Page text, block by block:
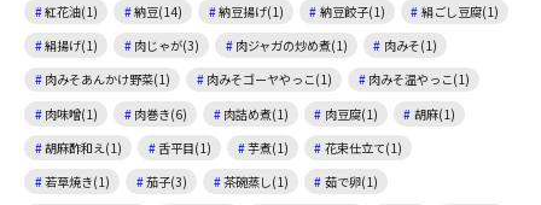
紅花油(1)
納豆(14) 納豆揚げ(1) 納豆餃子(1)
絹ごし豆腐(1)
絹揚げ(1)
肉じゃが(3) 肉ジャガの炒め煮(1)
肉みそ(1)
肉みそあんかけ野菜(1)
肉みそゴーヤやっこ(1)
肉みそ温やっこ(1)
肉味噌(1)
肉巻き(6) 肉詰め煮(1) 肉豆腐(1)
胡麻(1)
胡麻酢和え(1)
舌平目(1) 芋煮(1)
花束仕立て(1)
若草焼き(1)
茄子(3) 茶碗蒸し(1)
茹で卵(1)